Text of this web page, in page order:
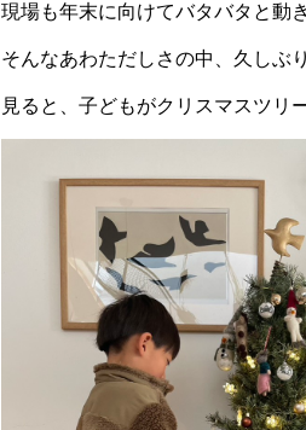
現場も年末に向けてバタバタと動
そんなあわただしさの中、久しぶ
見ると、子どもがクリスマスツリ